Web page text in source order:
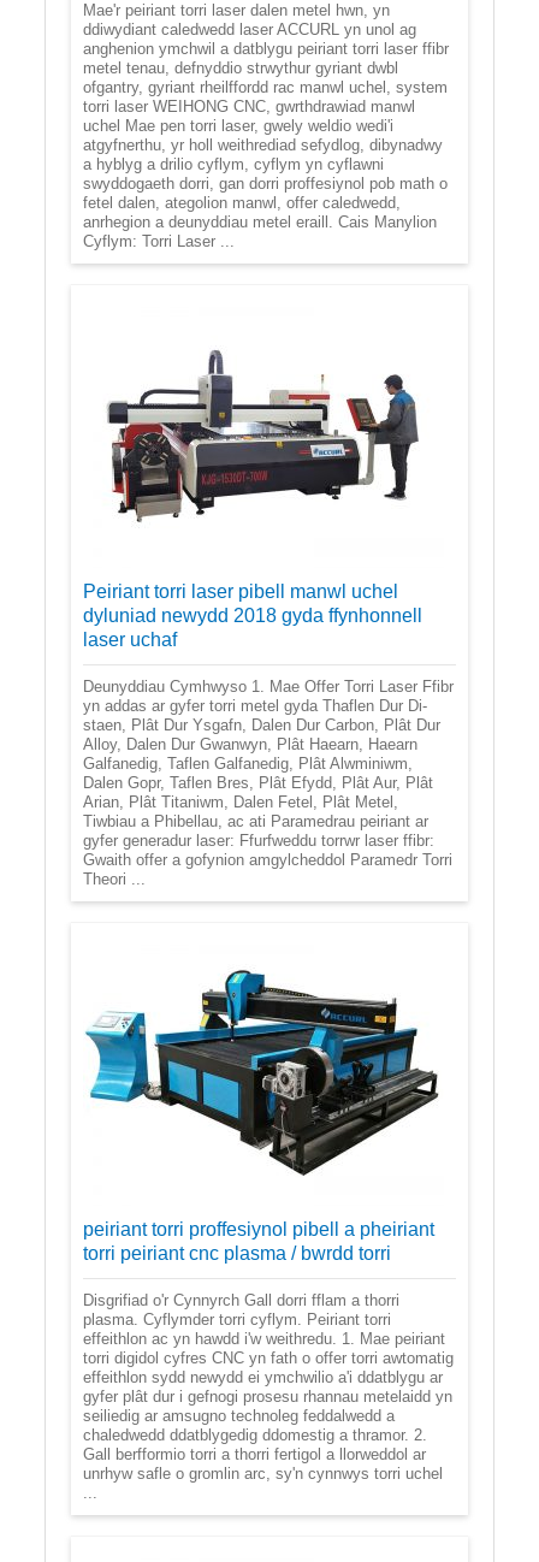
Mae'r peiriant torri laser dalen metel hwn, yn
ddiwydiant caledwedd laser ACCURL yn unol ag
anghenion ymchwil a datblygu peiriant torri laser ffibr
metel tenau, defnyddio strwythur gyriant dwbl
ofgantry, gyriant rheilffordd rac manwl uchel, system
torri laser WEIHONG CNC, gwrthdrawiad manwl
uchel Mae pen torri laser, gwely weldio wedi'i
atgyfnerthu, yr holl weithrediad sefydlog, dibynadwy
a hyblyg a drilio cyflym, cyflym yn cyflawni
swyddogaeth dorri, gan dorri proffesiynol pob math o
fetel dalen, ategolion manwl, offer caledwedd,
anrhegion a deunyddiau metel eraill. Cais Manylion
Cyflym: Torri Laser ...
Peiriant torri laser pibell manwl uchel
dyluniad newydd 2018 gyda ffynhonnell
laser uchaf
Deunyddiau Cymhwyso 1. Mae Offer Torri Laser Ffibr
yn addas ar gyfer torri metel gyda Thaflen Dur Di-
staen, Plât Dur Ysgafn, Dalen Dur Carbon, Plât Dur
Alloy, Dalen Dur Gwanwyn, Plât Haearn, Haearn
Galfanedig, Taflen Galfanedig, Plât Alwminiwm,
Dalen Gopr, Taflen Bres, Plât Efydd, Plât Aur, Plât
Arian, Plât Titaniwm, Dalen Fetel, Plât Metel,
Tiwbiau a Phibellau, ac ati Paramedrau peiriant ar
gyfer generadur laser: Ffurfweddu torrwr laser ffibr:
Gwaith offer a gofynion amgylcheddol Paramedr Torri
Theori ...
peiriant torri proffesiynol pibell a pheiriant
torri peiriant cnc plasma / bwrdd torri
Disgrifiad o'r Cynnyrch Gall dorri fflam a thorri
plasma. Cyflymder torri cyflym. Peiriant torri
effeithlon ac yn hawdd i'w weithredu. 1. Mae peiriant
torri digidol cyfres CNC yn fath o offer torri awtomatig
effeithlon sydd newydd ei ymchwilio a'i ddatblygu ar
gyfer plât dur i gefnogi prosesu rhannau metelaidd yn
seiliedig ar amsugno technoleg feddalwedd a
chaledwedd ddatblygedig ddomestig a thramor. 2.
Gall berfformio torri a thorri fertigol a llorweddol ar
unrhyw safle o gromlin arc, sy'n cynnwys torri uchel
...